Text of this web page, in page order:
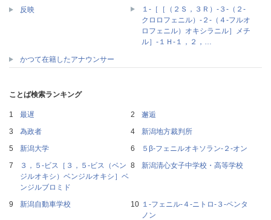
反映
１‐［［（２Ｓ，３Ｒ）‐３‐（２‐
クロロフェニル）‐２‐（４‐フルオ
ロフェニル）オキシラニル］メチ
ル］‐１Ｈ‐１，２，…
かつて在籍したアナウンサー
ことば検索ランキング
最遅
邂逅
為政者
新潟地方裁判所
新潟大学
５β‐フェニルオキソラン‐２‐オン
３，５‐ビス［３，５‐ビス（ベン
ジルオキシ）ベンジルオキシ］ベ
ンジルブロミド
新潟清心女子中学校・高等学校
新潟自動車学校
１‐フェニル‐４‐ニトロ‐３‐ペンタ
ノン